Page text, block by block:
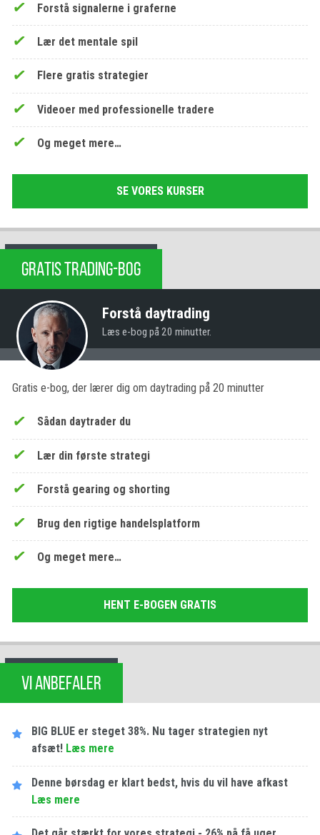
Forstå signalerne i graferne
Lær det mentale spil
Flere gratis strategier
Videoer med professionelle tradere
Og meget mere…
SE VORES KURSER
GRATIS TRADING-BOG
Forstå daytrading
Læs e-bog på 20 minutter.
Gratis e-bog, der lærer dig om daytrading på 20 minutter
Sådan daytrader du
Lær din første strategi
Forstå gearing og shorting
Brug den rigtige handelsplatform
Og meget mere…
HENT E-BOGEN GRATIS
VI ANBEFALER
BIG BLUE er steget 38%. Nu tager strategien nyt
afsæt! Læs mere
Denne børsdag er klart bedst, hvis du vil have afkast
Læs mere